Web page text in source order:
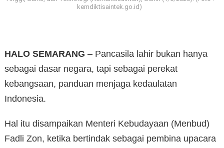
kemdiktisaintek.go.id)
HALO SEMARANG – Pancasila lahir bukan hanya
sebagai dasar negara, tapi sebagai perekat
kebangsaan, panduan menjaga kedaulatan
Indonesia.
Hal itu disampaikan Menteri Kebudayaan (Menbud)
Fadli Zon, ketika bertindak sebagai pembina upacara